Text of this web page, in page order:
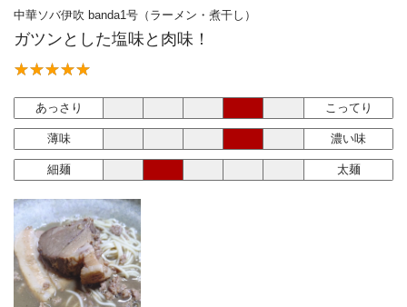
中華ソバ伊吹 banda1号（ラーメン・煮干し）
ガツンとした塩味と肉味！
あっさり こってり
薄味 濃い味
細麺 太麺